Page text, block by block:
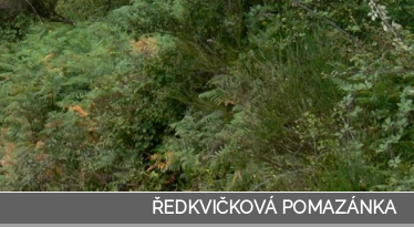
ŘEDKVIČKOVÁ POMAZÁNKA